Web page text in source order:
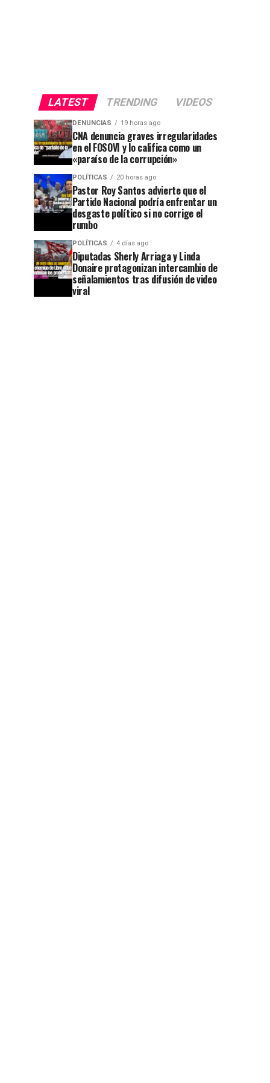
LATEST TRENDING VIDEOS
DENUNCIAS 19 horas ago
CNA denuncia graves irregularidades
en el FOSOVI y lo califica como un
«paraíso de la corrupción»
POLÍTICAS 20 horas ago
Pastor Roy Santos advierte que el
Partido Nacional podría enfrentar un
desgaste político si no corrige el
rumbo
POLÍTICAS 4 días ago
Diputadas Sherly Arriaga y Linda
Donaire protagonizan intercambio de
señalamientos tras difusión de video
viral